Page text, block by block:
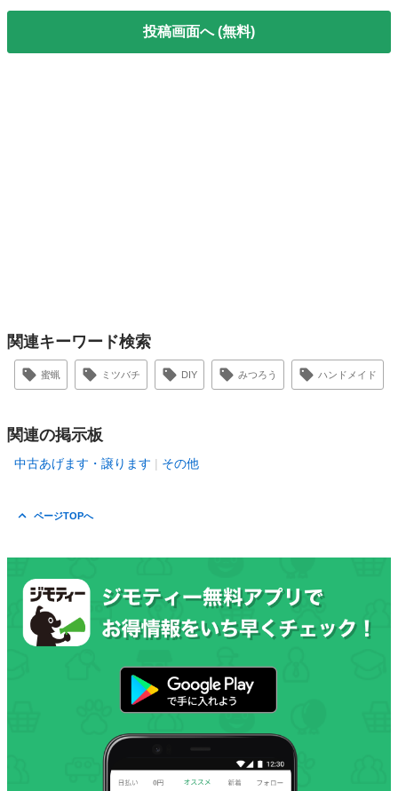
投稿画面へ (無料)
関連キーワード検索
蜜蝋 ミツバチ DIY みつろう ハンドメイド
関連の掲示板
中古あげます・譲ります その他
ページTOPへ